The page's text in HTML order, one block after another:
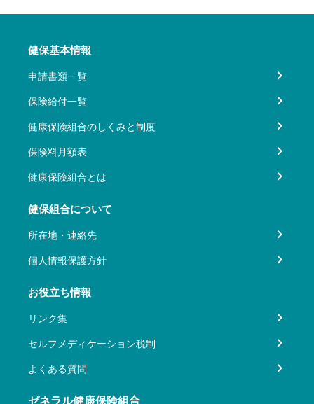
健保基本情報
申請書類一覧
保険給付一覧
健康保険組合のしくみと制度
保険料月額表
健康保険組合とは
健保組合について
所在地・連絡先
個人情報保護方針
お役立ち情報
リンク集
セルフメディケーション税制
よくある質問
ゼネラル健康保険組合